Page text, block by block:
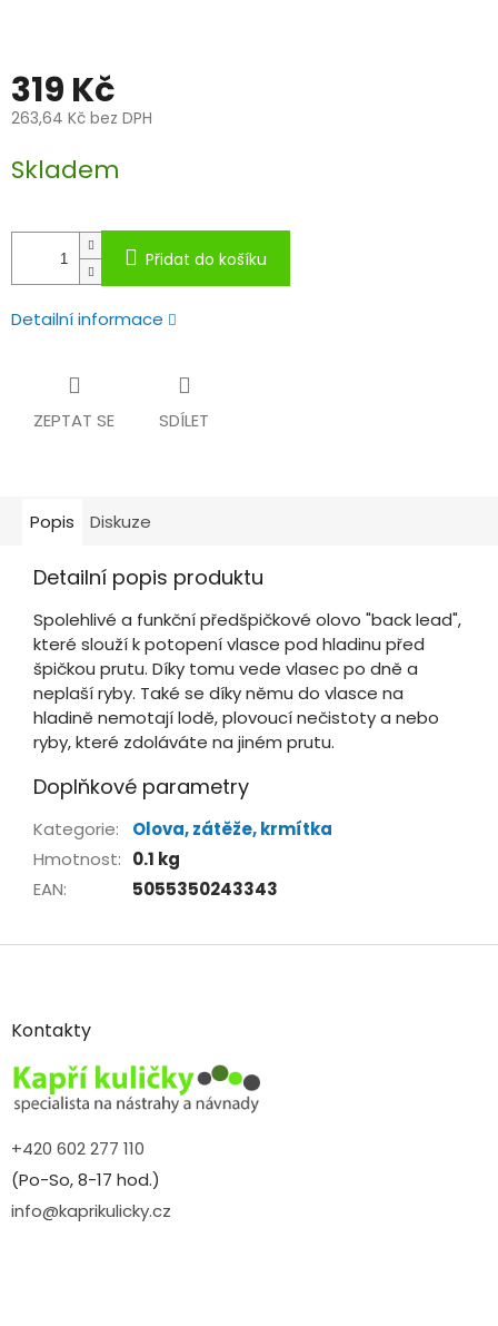
319 Kč
263,64 Kč bez DPH
cena:
Skladem
Přidat do košíku
Detailní informace
ZEPTAT SE SDÍLET
Popis Diskuze
Detailní popis produktu
Spolehlivé a funkční předšpičkové olovo "back lead",
které slouží k potopení vlasce pod hladinu před
špičkou prutu. Díky tomu vede vlasec po dně a
neplaší ryby. Také se díky němu do vlasce na
hladině nemotají lodě, plovoucí nečistoty a nebo
ryby, které zdoláváte na jiném prutu.
Doplňkové parametry
Kategorie:
Olova, zátěže, krmítka
Hmotnost: 0.1 kg
EAN: 5055350243343
Z
aKontakty
+420 602 277 110
(Po-So, 8-17 hod.)
info@kaprikulicky.cz